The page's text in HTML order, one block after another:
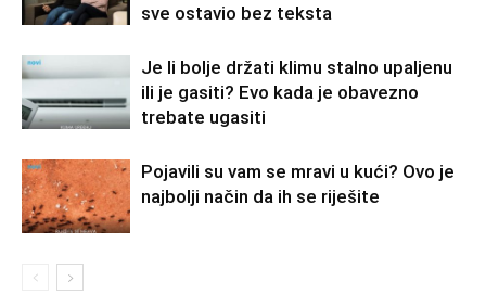
sve ostavio bez teksta
Je li bolje držati klimu stalno upaljenu
ili je gasiti? Evo kada je obavezno
trebate ugasiti
Pojavili su vam se mravi u kući? Ovo je
najbolji način da ih se riješite